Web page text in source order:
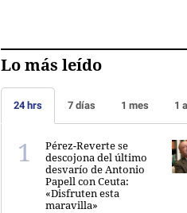
Lo más leído
24 hrs 7 días 1 mes 1
Pérez-Reverte se
descojona del último
desvarío de Antonio
Papell con Ceuta:
«Disfruten esta
maravilla»